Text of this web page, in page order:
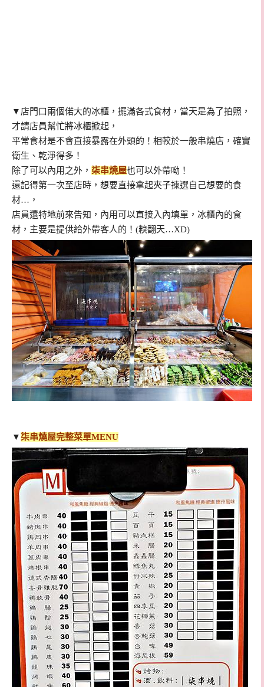
▼店門口兩個偌大的冰櫃，擺滿各式食材，當天是為了拍照，
才請店員幫忙將冰櫃掀起，
平常食材是不會直接暴露在外頭的！相較於一般串燒店，確實
衛生、乾淨得多！
除了可以內用之外， 柒串燒屋也可以外帶呦！
還記得第一次至店時，想要直接拿起夾子揀選自己想要的食
材…，
店員還特地前來告知，內用可以直接入內填單，冰櫃內的食
材，主要是提供給外帶客人的！(糗翻天…XD)
▼柒串燒屋完整菜單MENU